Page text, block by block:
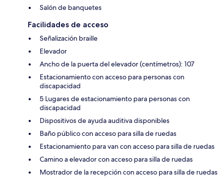
Salón de banquetes
Facilidades de acceso
Señalización braille
Elevador
Ancho de la puerta del elevador (centímetros): 107
Estacionamiento con acceso para personas con
discapacidad
5 Lugares de estacionamiento para personas con
discapacidad
Dispositivos de ayuda auditiva disponibles
Baño público con acceso para silla de ruedas
Estacionamiento para van con acceso para silla de ruedas
Camino a elevador con acceso para silla de ruedas
Mostrador de la recepción con acceso para silla de ruedas